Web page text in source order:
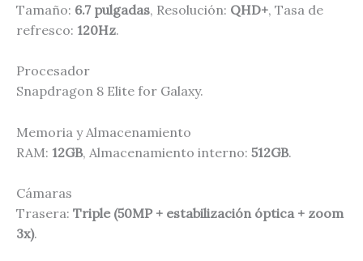
Tamaño: 6.7 pulgadas, Resolución: QHD+, Tasa de
refresco: 120Hz.
Procesador
Snapdragon 8 Elite for Galaxy.
Memoria y Almacenamiento
RAM: 12GB, Almacenamiento interno: 512GB.
Cámaras
Trasera: Triple (50MP + estabilización óptica + zoom
3x).